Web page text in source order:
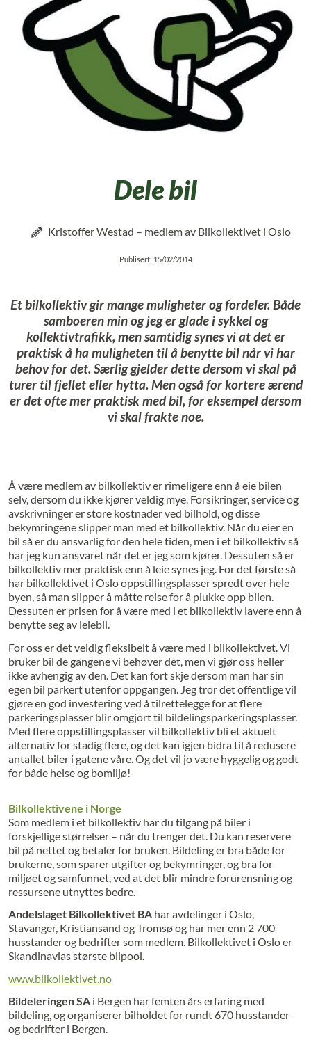
Dele bil
Kristoffer Westad – medlem av Bilkollektivet i Oslo
Publisert: 15/02/2014
Et bilkollektiv gir mange muligheter og fordeler. Både
samboeren min og jeg er glade i sykkel og
kollektivtrafikk, men samtidig synes vi at det er
praktisk å ha muligheten til å benytte bil når vi har
behov for det. Særlig gjelder dette dersom vi skal på
turer til fjellet eller hytta. Men også for kortere ærend
er det ofte mer praktisk med bil, for eksempel dersom
vi skal frakte noe.
Å være medlem av bilkollektiv er rimeligere enn å eie bilen
selv, dersom du ikke kjører veldig mye. Forsikringer, service og
avskrivninger er store kostnader ved bilhold, og disse
bekymringene slipper man med et bilkollektiv. Når du eier en
bil så er du ansvarlig for den hele tiden, men i et bilkollektiv så
har jeg kun ansvaret når det er jeg som kjører. Dessuten så er
bilkollektiv mer praktisk enn å leie synes jeg. For det første så
har bilkollektivet i Oslo oppstillingsplasser spredt over hele
byen, så man slipper å måtte reise for å plukke opp bilen.
Dessuten er prisen for å være med i et bilkollektiv lavere enn å
benytte seg av leiebil.
For oss er det veldig fleksibelt å være med i bilkollektivet. Vi
bruker bil de gangene vi behøver det, men vi gjør oss heller
ikke avhengig av den. Det kan fort skje dersom man har sin
egen bil parkert utenfor oppgangen. Jeg tror det offentlige vil
gjøre en god investering ved å tilrettelegge for at flere
parkeringsplasser blir omgjort til bildelingsparkeringsplasser.
Med flere oppstillingsplasser vil bilkollektiv bli et aktuelt
alternativ for stadig flere, og det kan igjen bidra til å redusere
antallet biler i gatene våre. Og det vil jo være hyggelig og godt
for både helse og bomiljø!
Bilkollektivene i Norge
Som medlem i et bilkollektiv har du tilgang på biler i
forskjellige størrelser – når du trenger det. Du kan reservere
bil på nettet og betaler for bruken. Bildeling er bra både for
brukerne, som sparer utgifter og bekymringer, og bra for
miljøet og samfunnet, ved at det blir mindre forurensning og
ressursene utnyttes bedre.
Andelslaget Bilkollektivet BAhar avdelinger i Oslo,
Stavanger, Kristiansand og Tromsø og har mer enn 2 700
husstander og bedrifter som medlem. Bilkollektivet i Oslo er
Skandinavias største bilpool.
www.bilkollektivet.no
Bildeleringen SAi Bergen har femten års erfaring med
bildeling, og organiserer bilholdet for rundt 670 husstander
og bedrifter i Bergen.